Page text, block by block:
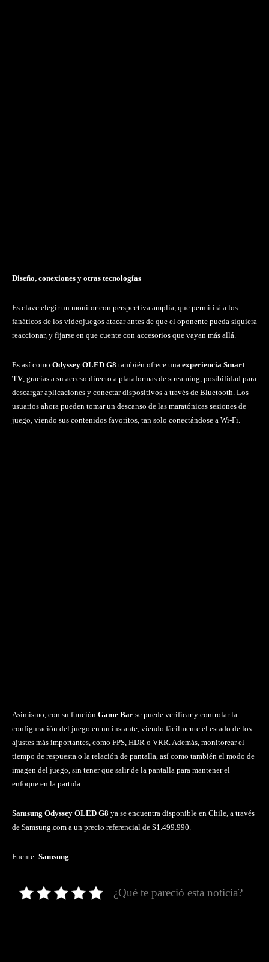
Diseño, conexiones y otras tecnologías
Es clave elegir un monitor con perspectiva amplia, que permitirá a los
fanáticos de los videojuegos atacar antes de que el oponente pueda siquiera
reaccionar, y fijarse en que cuente con accesorios que vayan más allá.
Es así como Odyssey OLED G8 también ofrece una experiencia Smart
TV, gracias a su acceso directo a plataformas de streaming, posibilidad para
descargar aplicaciones y conectar dispositivos a través de Bluetooth. Los
usuarios ahora pueden tomar un descanso de las maratónicas sesiones de
juego, viendo sus contenidos favoritos, tan solo conectándose a Wi-Fi.
Asimismo, con su función Game Bar se puede verificar y controlar la
configuración del juego en un instante, viendo fácilmente el estado de los
ajustes más importantes, como FPS, HDR o VRR. Además, monitorear el
tiempo de respuesta o la relación de pantalla, así como también el modo de
imagen del juego, sin tener que salir de la pantalla para mantener el
enfoque en la partida.
Samsung Odyssey OLED G8 ya se encuentra disponible en Chile, a través
de Samsung.com a un precio referencial de $1.499.990.
Fuente: Samsung
¿Qué te pareció esta noticia?